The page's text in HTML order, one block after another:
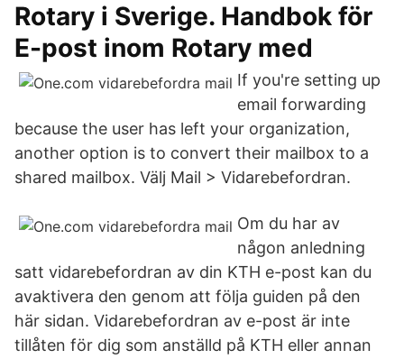
Rotary i Sverige. Handbok för
E-post inom Rotary med
If you're setting up
email forwarding
because the user has left your organization,
another option is to convert their mailbox to a
shared mailbox. Välj Mail > Vidarebefordran.
Om du har av
någon anledning
satt vidarebefordran av din KTH e-post kan du
avaktivera den genom att följa guiden på den
här sidan. Vidarebefordran av e-post är inte
tillåten för dig som anställd på KTH eller annan